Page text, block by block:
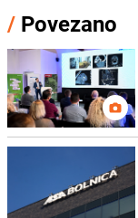
/ Povezano